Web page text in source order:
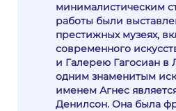
минималистическим
работы были
престижных музеях,
современного
и Галерею Гагосиан в
одним знаменитым
именем Агнес
Денилсон. Она была